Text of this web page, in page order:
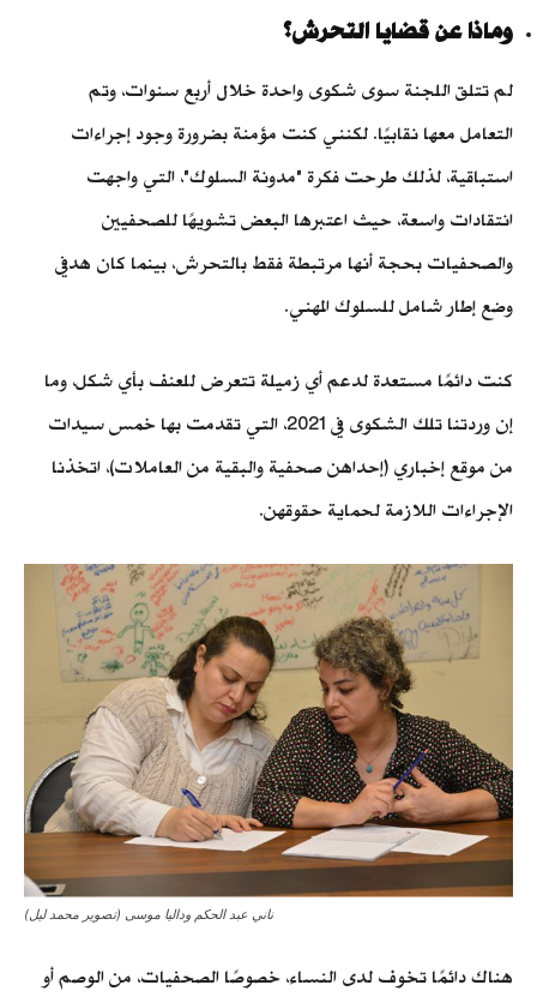
وماذا عن قضايا التحرش؟
لم تتلق اللجنة سوى شكوى واحدة خلال أربع سنوات، وتم
التعامل معها نقابيًا. لكنني كنت مؤمنة بضرورة وجود إجراءات
استباقية، لذلك طرحت فكرة "مدونة السلوك"، التي واجهت
انتقادات واسعة، حيث اعتبرها البعض تشويهًا للصحفيين
والصحفيات بحجة أنها مرتبطة فقط بالتحرش، بينما كان هدفي
وضع إطار شامل للسلوك المهني.
كنت دائمًا مستعدة لدعم أي زميلة تتعرض للعنف بأي شكل، وما
إن وردتنا تلك الشكوى في 2021، التي تقدمت بها خمس سيدات
من موقع إخباري (إحداهن صحفية والبقية من العاملات)، اتخذنا
الإجراءات اللازمة لحماية حقوقهن.
ناني عبد الحكم وداليا موسى (تصوير محمد ليل)
هناك دائمًا تخوف لدى النساء، خصوصًا الصحفيات، من الوصم أو